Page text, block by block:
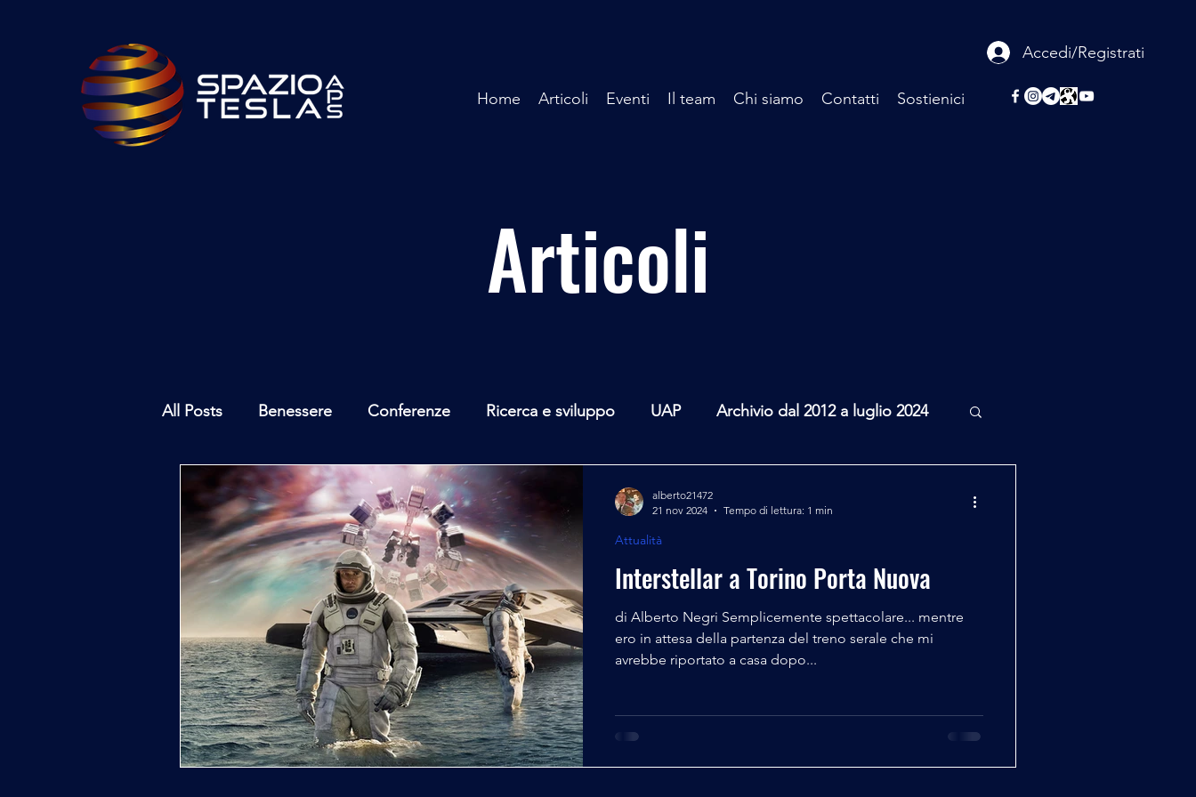
Accedi/Registrati
Home Articoli Eventi Il team Chi siamo Contatti Sostienici
Articoli
All Posts Benessere Conferenze Ricerca e sviluppo UAP Archivio dal 2012 a luglio 2024
Ambiente Inchieste - Interviste Mare Mediterraneo
Archeoastronomia Attualità Spazio - Astronomia
Interstellar a Torino Porta Nuova
di Alberto Negri Semplicemente spettacolare... mentre
ero in attesa della partenza del treno serale che mi
avrebbe riportato a casa dopo...
Attualità
alberto21472
21 nov 2024
Tempo di lettura: 1 min